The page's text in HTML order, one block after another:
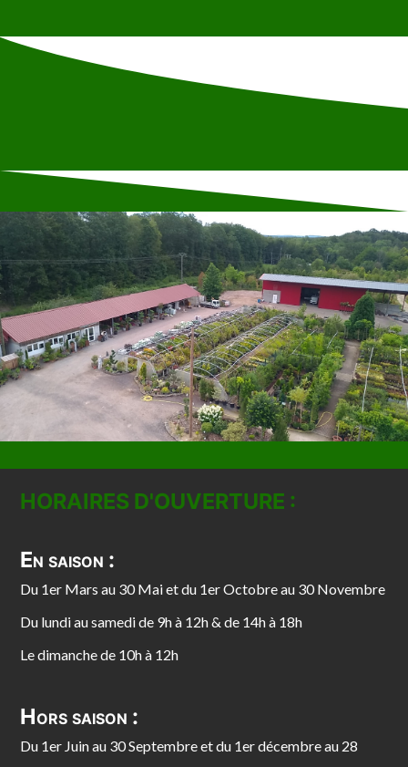
HORAIRES D'OUVERTURE :
En saison :
Du 1er Mars au 30 Mai et du 1er Octobre au 30 Novembre
Du lundi au samedi de 9h à 12h & de 14h à 18h
Le dimanche de 10h à 12h
Hors saison :
Du 1er Juin au 30 Septembre et du 1er décembre au 28